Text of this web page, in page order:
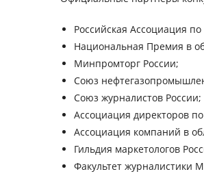
Российская Ассоциация
Национальная Премия в
Минпромторг России;
Союз
Союз журналистов России;
Ассоциация директоров
Ассоциация компаний в
Гильдия маркетологов
Факультет журналистики